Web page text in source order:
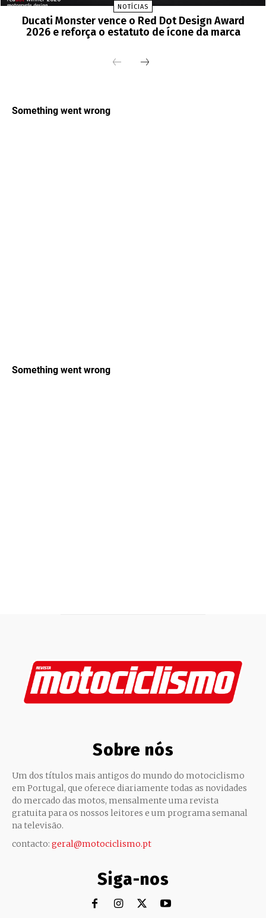
NOTÍCIAS
Ducati Monster vence o Red Dot Design Award
2026 e reforça o estatuto de ícone da marca
Sobre nós
Um dos títulos mais antigos do mundo do motociclismo
em Portugal, que oferece diariamente todas as novidades
do mercado das motos, mensalmente uma revista
gratuita para os nossos leitores e um programa semanal
na televisão.
contacto: geral@motociclismo.pt
Siga-nos